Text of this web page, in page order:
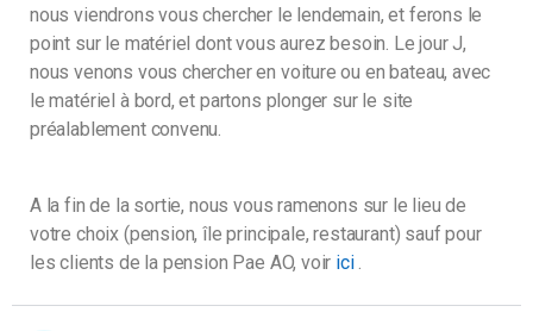
nous viendrons vous chercher le lendemain, et ferons le
point sur le matériel dont vous aurez besoin. Le jour J,
nous venons vous chercher en voiture ou en bateau, avec
le matériel à bord, et partons plonger sur le site
préalablement convenu.
A la fin de la sortie, nous vous ramenons sur le lieu de
votre choix (pension, île principale, restaurant) sauf pour
les clients de la pension Pae AO, voir ici.